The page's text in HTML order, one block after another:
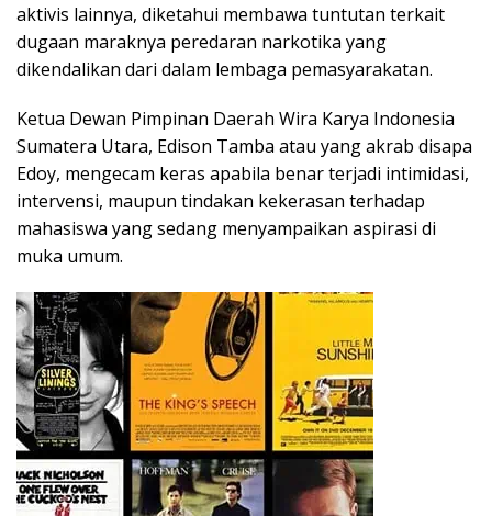
aktivis lainnya, diketahui membawa tuntutan terkait
dugaan maraknya peredaran narkotika yang
dikendalikan dari dalam lembaga pemasyarakatan.
Ketua Dewan Pimpinan Daerah Wira Karya Indonesia
Sumatera Utara, Edison Tamba atau yang akrab disapa
Edoy, mengecam keras apabila benar terjadi intimidasi,
intervensi, maupun tindakan kekerasan terhadap
mahasiswa yang sedang menyampaikan aspirasi di
muka umum.